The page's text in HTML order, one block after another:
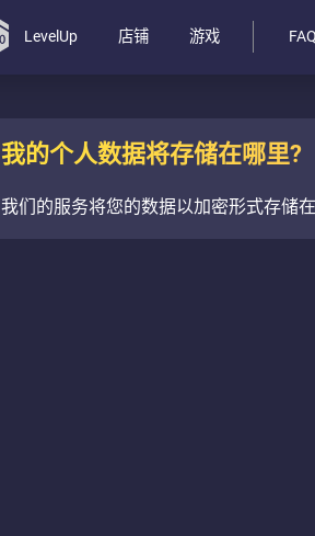
LevelUp 店铺 游戏 FAQ
我的个人数据将存储在哪里?
我们的服务将您的数据以加密形式存储